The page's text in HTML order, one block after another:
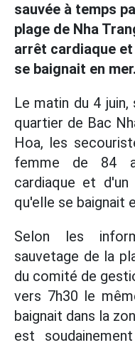
sauvée à temps
plage de Nha
arrêt cardiaque
se baignait en mer.
Le matin du 4
quartier de Bac
Hoa, les
femme de 84
cardiaque et
qu'elle se baignait
Selon les
sauvetage de la
du comité de
vers 7h30 le
baignait dans la
est